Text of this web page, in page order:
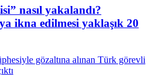
nasıl yakalandı?
ikna edilmesi yaklaşık 20